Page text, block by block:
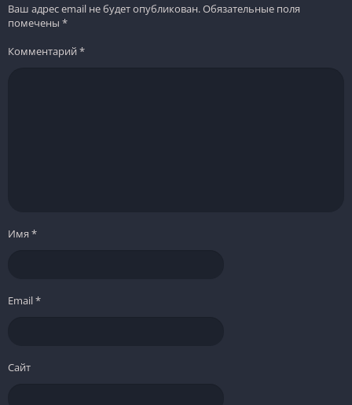
Ваш адрес email не будет опубликован.Обязательные поля
помечены *
Комментарий*
Имя *
Email*
Сайт